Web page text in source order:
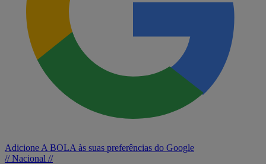
Adicione A BOLA às suas preferências do Google
// Nacional //